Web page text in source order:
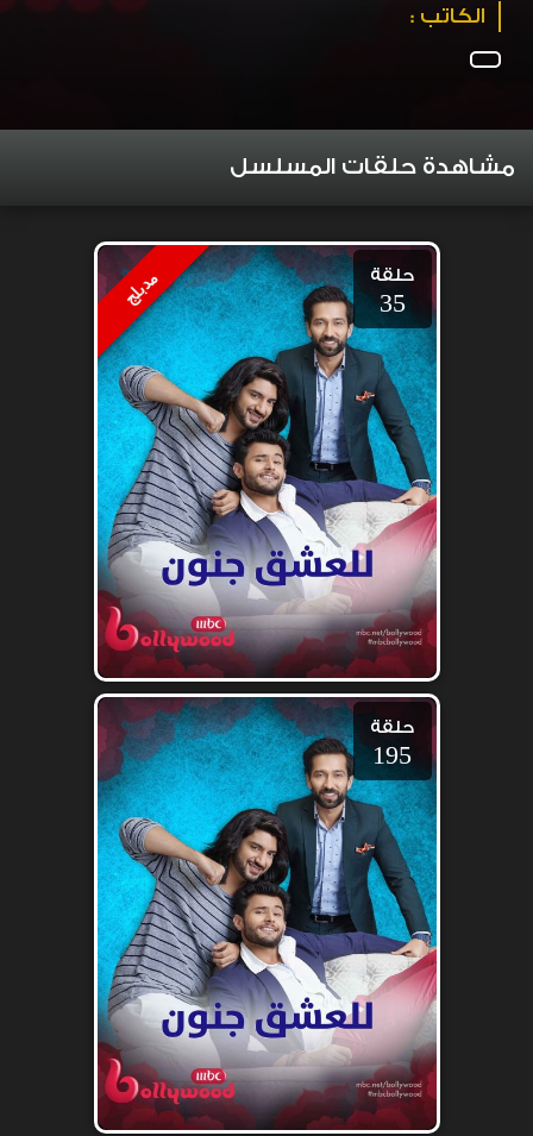
الكاتب :
مشاهدة حلقات المسلسل
مدبلج حلقة
35
حلقة
195